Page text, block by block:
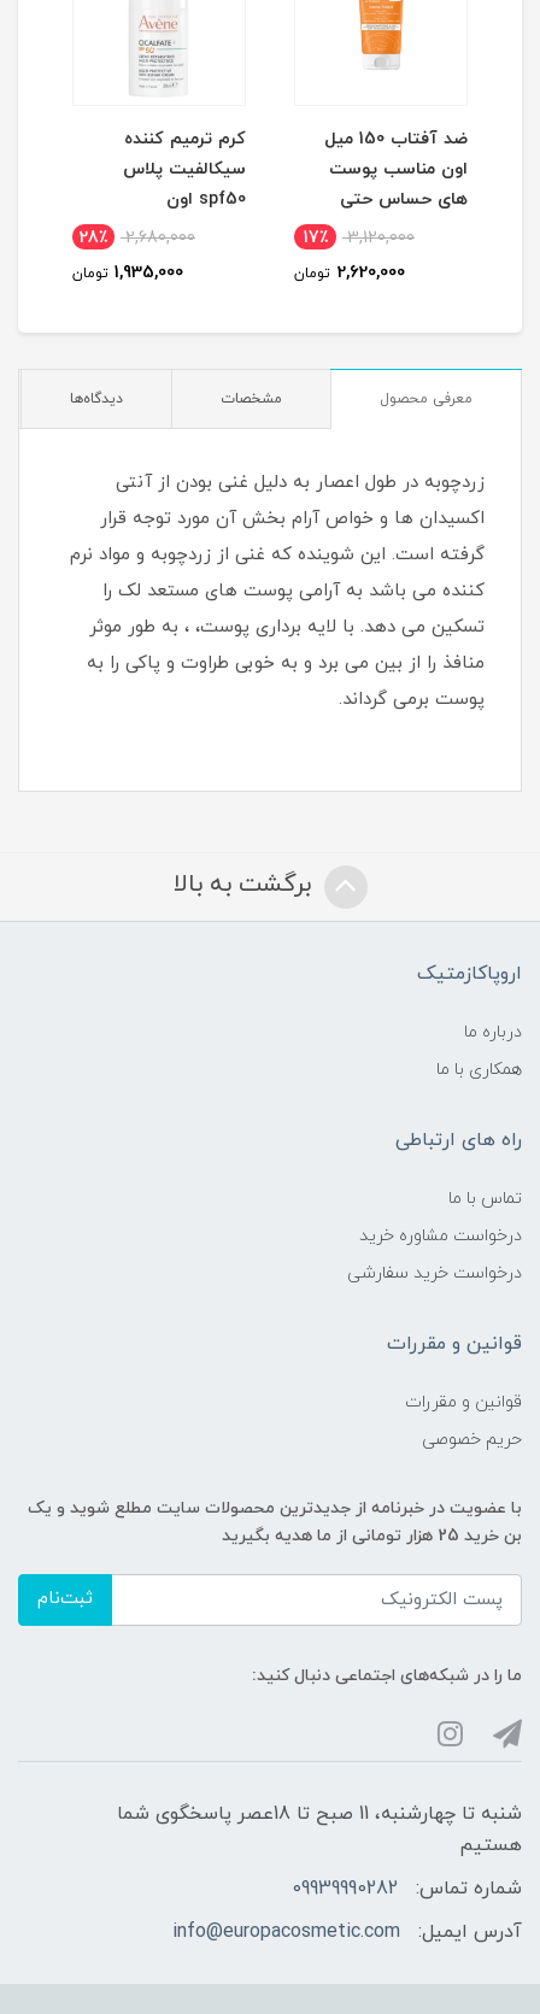
ضد آفتاب 150 میل
اون مناسب پوست
های حساس حتی
3,120,000 17٪
2,620,000 تومان
کرم ترمیم کننده
سیکالفیت پلاس
spf50 اون
2,680,000 28٪
1,935,000 تومان
معرفی محصول مشخصات دیدگاه‌ها
زردچوبه در طول اعصار به دلیل غنی بودن از آنتی
اکسیدان ها و خواص آرام بخش آن مورد توجه قرار
گرفته است. این شوینده که غنی از زردچوبه و مواد نرم
کننده می باشد به آرامی پوست های مستعد لک را
تسکین می دهد. با لایه برداری پوست، ، به طور موثر
منافذ را از بین می برد و به خوبی طراوت و پاکی را به
پوست برمی گرداند.
برگشت به بالا
اروپاکازمتیک
درباره ما
همکاری با ما
راه های ارتباطی
تماس با ما
درخواست مشاوره خرید
درخواست خرید سفارشی
قوانین و مقررات
قوانین و مقررات
حریم خصوصی
با عضویت در خبرنامه از جدیدترین محصولات سایت مطلع شوید و یک
بن خرید 25 هزار تومانی از ما هدیه بگیرید
ثبت‌نام
ما را در شبکه‌های اجتماعی دنبال کنید:
شنبه تا چهارشنبه، 11 صبح تا 18عصر پاسخگوی شما
هستیم
شماره تماس:
09939990282
آدرس ایمیل:
info@europacosmetic.com